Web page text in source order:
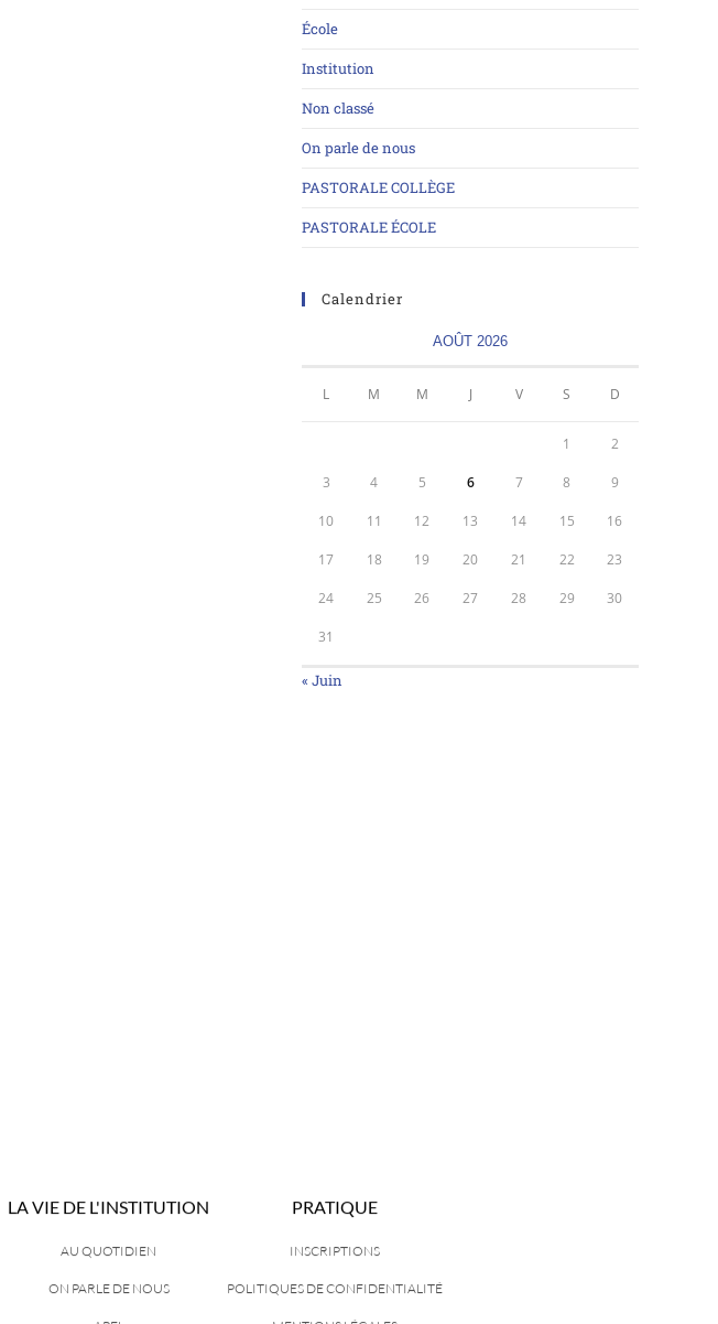
École
Institution
Non classé
On parle de nous
PASTORALE COLLÈGE
PASTORALE ÉCOLE
Calendrier
AOÛT 2026
L M M J V S D
1 2
3 4 5 6 7 8 9
10 11 12 13 14 15 16
17 18 19 20 21 22 23
24 25 26 27 28 29 30
31
« Juin
LA VIE DE L'INSTITUTION
AU QUOTIDIEN
ON PARLE DE NOUS
PRATIQUE
INSCRIPTIONS
POLITIQUES DE CONFIDENTIALITÉ